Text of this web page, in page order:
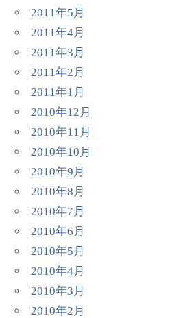
2011年5月
2011年4月
2011年3月
2011年2月
2011年1月
2010年12月
2010年11月
2010年10月
2010年9月
2010年8月
2010年7月
2010年6月
2010年5月
2010年4月
2010年3月
2010年2月